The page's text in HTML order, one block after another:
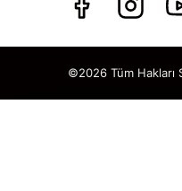
©2026 Tüm Hakları